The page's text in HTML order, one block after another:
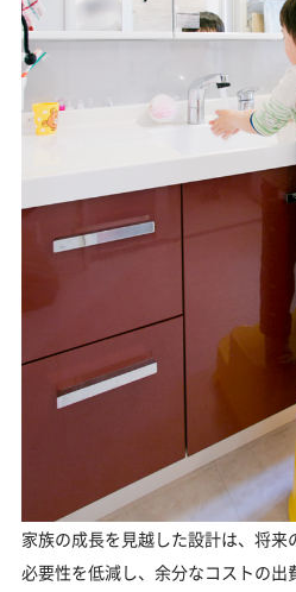
家族の成長を見越した設計は、将
必要性を低減し、余分なコストの出